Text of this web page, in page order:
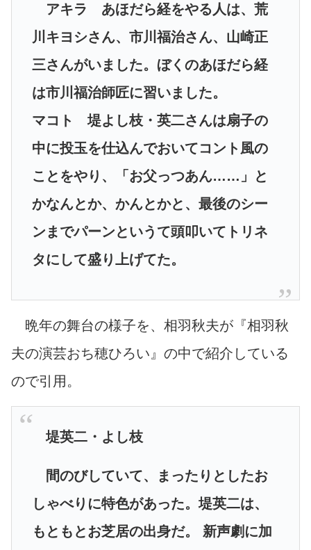
アキラ あほだら経をやる人は、荒
川キヨシさん、市川福治さん、山崎正
三さんがいました。ぼくのあほだら経
は市川福治師匠に習いました。
マコト 堤よし枝・英二さんは扇子の
中に投玉を仕込んでおいてコント風の
ことをやり、「お父っつあん……」と
かなんとか、かんとかと、最後のシー
ンまでパーンというて頭叩いてトリネ
タにして盛り上げてた。
晩年の舞台の様子を、相羽秋夫が『相羽秋
夫の演芸おち穂ひろい』の中で紹介している
ので引用。
堤英二・よし枝
間のびしていて、まったりとしたお
しゃべりに特色があった。堤英二は、
もともとお芝居の出身だ。 新声劇に加